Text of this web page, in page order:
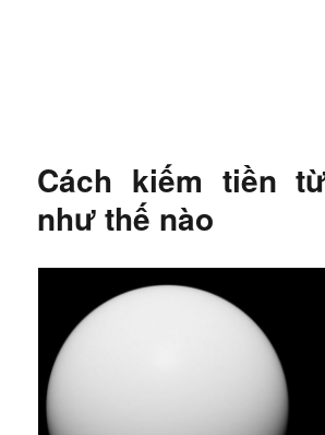
Cách kiếm tiền
như thế nào